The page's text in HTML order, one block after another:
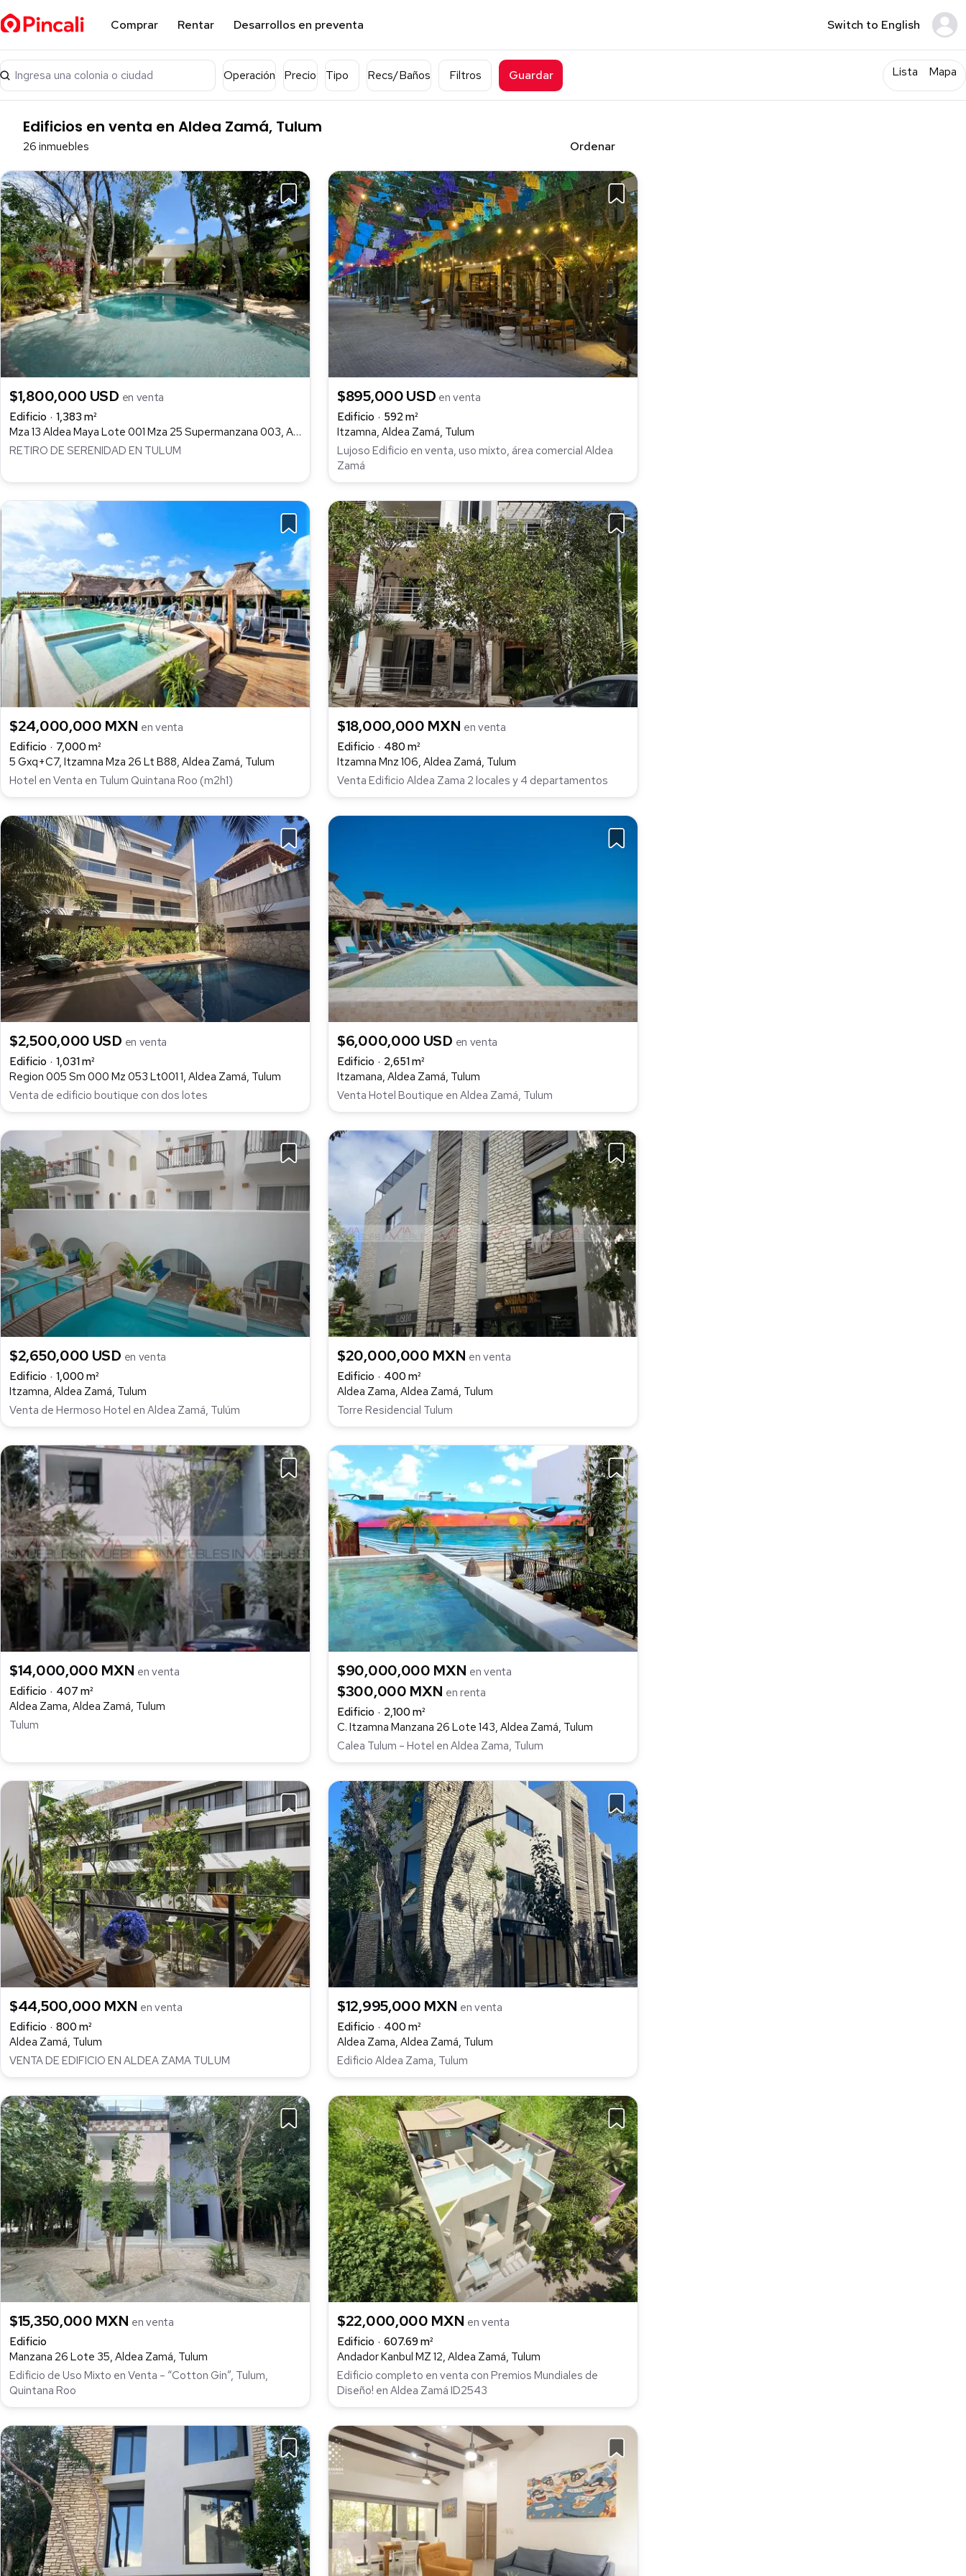
Comprar Rentar Desarrollos en preventa Switch to English
Ingresa una colonia o ciudad Operación Precio Tipo Recs/Baños Filtros Guardar Lista Mapa
Edificios en venta en Aldea Zamá, Tulum
26 inmuebles Ordenar
$1,800,000 USD en venta
Edificio
1,383 m²
Mza 13 Aldea Maya Lote 001 Mza 25 Supermanzana 003, Aldea Zamá, Tulum
RETIRO DE SERENIDAD EN TULUM
$895,000 USD en venta
Edificio
592 m²
Itzamna, Aldea Zamá, Tulum
Lujoso Edificio en venta, uso mixto, área comercial Aldea
Zamá
$24,000,000 MXN en venta
Edificio
7,000 m²
5 Gxq+C7, Itzamna Mza 26 Lt B88, Aldea Zamá, Tulum
Hotel en Venta en Tulum Quintana Roo (m2h1)
$18,000,000 MXN en venta
Edificio
480 m²
Itzamna Mnz 106, Aldea Zamá, Tulum
Venta Edificio Aldea Zama 2 locales y 4 departamentos
$2,500,000 USD en venta
Edificio
1,031 m²
Region 005 Sm 000 Mz 053 Lt001 1, Aldea Zamá, Tulum
Venta de edificio boutique con dos lotes
$6,000,000 USD en venta
Edificio
2,651 m²
Itzamana, Aldea Zamá, Tulum
Venta Hotel Boutique en Aldea Zamá, Tulum
$2,650,000 USD en venta
Edificio
1,000 m²
Itzamna, Aldea Zamá, Tulum
Venta de Hermoso Hotel en Aldea Zamá, Tulúm
$20,000,000 MXN en venta
Edificio
400 m²
Aldea Zama, Aldea Zamá, Tulum
Torre Residencial Tulum
$14,000,000 MXN en venta
Edificio
407 m²
Aldea Zama, Aldea Zamá, Tulum
Tulum
$90,000,000 MXN en venta
$300,000 MXN en renta
Edificio
2,100 m²
C. Itzamna Manzana 26 Lote 143, Aldea Zamá, Tulum
Calea Tulum – Hotel en Aldea Zama, Tulum
$44,500,000 MXN en venta
Edificio
800 m²
Aldea Zamá, Tulum
VENTA DE EDIFICIO EN ALDEA ZAMA TULUM
$12,995,000 MXN en venta
Edificio
400 m²
Aldea Zama, Aldea Zamá, Tulum
Edificio Aldea Zama, Tulum
$15,350,000 MXN en venta
Edificio
Manzana 26 Lote 35, Aldea Zamá, Tulum
Edificio de Uso Mixto en Venta – “Cotton Gin”, Tulum,
Quintana Roo
$22,000,000 MXN en venta
Edificio
607.69 m²
Andador Kanbul MZ 12, Aldea Zamá, Tulum
Edificio completo en venta con Premios Mundiales de
Diseño! en Aldea Zamá ID2543